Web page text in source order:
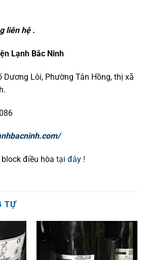
liên hệ .
Lạnh Bắc Ninh
Dương Lôi, Phường Tân Hồng, thị xã
điều hòa tại đây !
TỰ